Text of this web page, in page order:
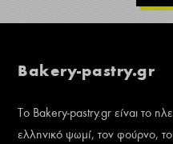
Bakery-pastry.gr
Το Bakery-pastry.gr είναι το
ελληνικό ψωμί, τον φούρνο,